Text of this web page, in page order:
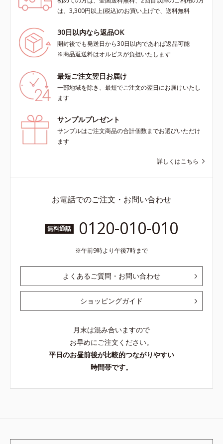
は、3,300円以上(税込)のお買い上げで、送料無料
30日以内なら返品OK
開封後でも発送日から30日以内であれば返品可能
※商品返送料はオルビスが負担いたします
最短ご注文翌日お届け
一部地域を除き、最短でご注文の翌日にお届けいたし
ます
サンプルプレゼント
サンプルはご注文商品の合計個数までお選びいただけ
ます
詳しくはこちら
お電話でのご注文・お問い合わせ
無料通話 0120-010-010
午前9時より午後7時まで
よくあるご質問・お問い合わせ
ショッピングガイド
月末は混み合いますので
お早めにご注文ください。
平日のお昼前後が比較的つながりやすい
時間帯です。